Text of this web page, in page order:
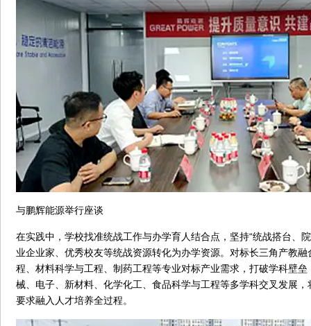
与鹏辉能源举行座谈
在实践中，学校找准统战工作与办学育人结合点，坚持“统战搭台、
业企业家、优秀校友等统战资源转化为办学资源。对标长三角产教
程、材料科学与工程、制药工程等专业对标产业需求，打破学科壁
械、电子、新材料、化学化工、食品科学与工程等多学科交叉发展
要求融入人才培养全过程。